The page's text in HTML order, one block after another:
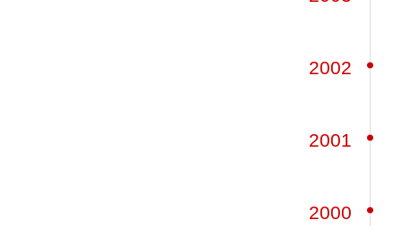
2002
2001
2000